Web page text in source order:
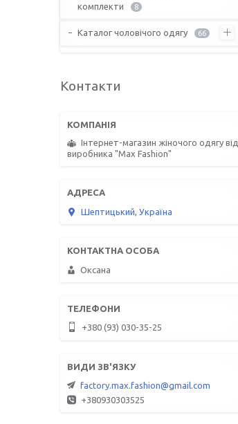
комплекти
8
Каталог чоловічого одягу 66
Контакти
Інтернет-магазин жіночого одягу від
виробника "Max Fashion"
Шептицький, Україна
Оксана
+380 (93) 030-35-25
factory.max.fashion@gmail.com
+380930303525